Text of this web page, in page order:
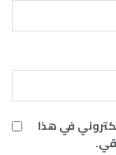
في هذا